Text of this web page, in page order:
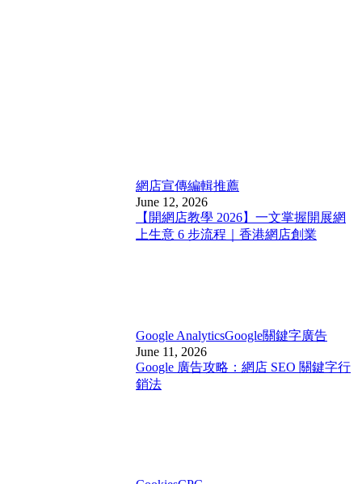
網店宣傳編輯推薦
June 12, 2026
【開網店教學 2026】一文掌握開展網
上生意 6 步流程｜香港網店創業
Google AnalyticsGoogle關鍵字廣告
June 11, 2026
Google 廣告攻略：網店 SEO 關鍵字行
銷法